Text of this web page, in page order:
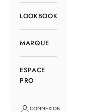
LOOKBOOK
MARQUE
ESPACE
PRO
CONNEXION